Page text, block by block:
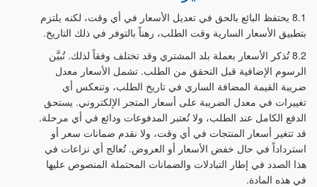
8.1 يحتفظ البائع بالحق في تعديل الأسعار في أي وقت، لكنه يلتزم
بتطبيق الأسعار السارية وقت الطلب، رهناً بالتوفر في ذلك التاريخ.
8.2 تُذكر الأسعار بعملة بلد المشتري وقد تختلف وفقاً لذلك. تُبيَّن
الرسوم الإضافية قبل التحقق من الطلب. تشمل الأسعار معدل
ضريبة القيمة المضافة الساري في تاريخ الطلب، وتنعكس أي
تغييرات في معدل الضريبة على أسعار المتجر الإلكتروني. يستحق
الدفع الكامل عند الطلب، ولا تُعتبر المدفوعات ودائع في أي مرحلة.
قد تتغير أسعار المنتجات في أي وقت، ولا نقدم ضمانات سعر أو
استرداداً في حال خفض الأسعار أو العروض. تُعالج أي نزاعات في
هذا الصدد في إطار التبادلات والضمانات المحتملة المنصوص عليها
في هذه المادة.